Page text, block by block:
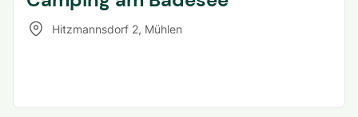
Hitzmannsdorf 2, Mühlen